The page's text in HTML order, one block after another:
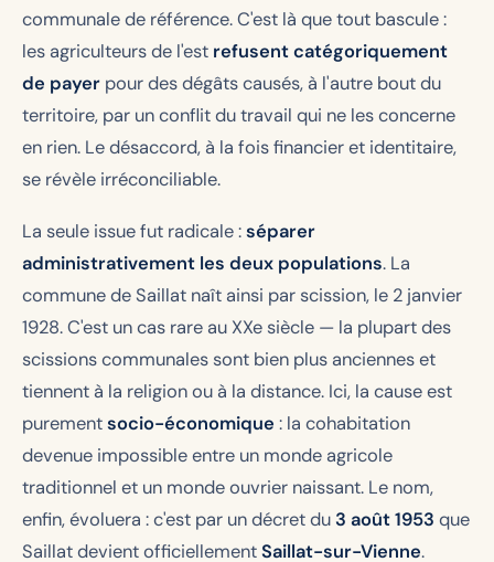
communale de référence. C'est là que tout bascule :
les agriculteurs de l'est refusent catégoriquement
de payer pour des dégâts causés, à l'autre bout du
territoire, par un conflit du travail qui ne les concerne
en rien. Le désaccord, à la fois financier et identitaire,
se révèle irréconciliable.
La seule issue fut radicale :séparer
administrativement les deux populations. La
commune de Saillat naît ainsi par scission, le 2 janvier
1928. C'est un cas rare au XXe siècle — la plupart des
scissions communales sont bien plus anciennes et
tiennent à la religion ou à la distance. Ici, la cause est
purementsocio-économique : la cohabitation
devenue impossible entre un monde agricole
traditionnel et un monde ouvrier naissant. Le nom,
enfin, évoluera : c'est par un décret du 3 août 1953 que
Saillat devient officiellementSaillat-sur-Vienne.